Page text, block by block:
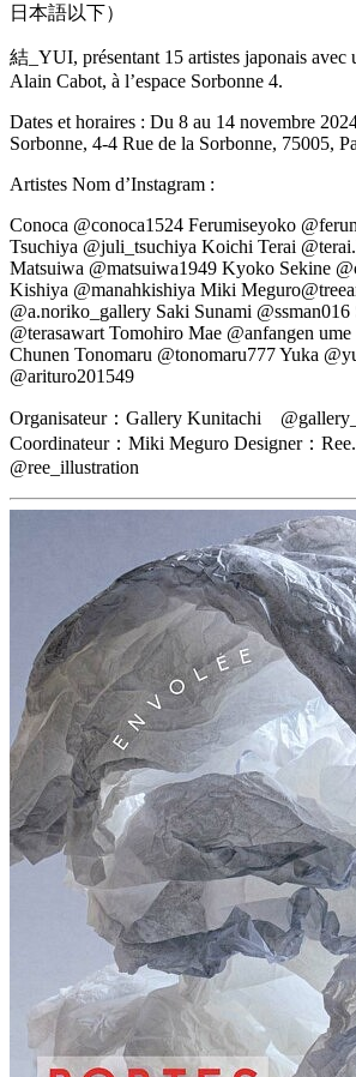
日本語以下）
結_YUI, présentant 15 artistes japonais avec
Alain Cabot, à l’espace Sorbonne 4.
Dates et horaires : Du 8 au 14 novembre
Sorbonne, 4-4 Rue de la Sorbonne, 75005,
Artistes Nom d’Instagram :
Conoca @conoca1524 Ferumiseyoko
Tsuchiya @juli_tsuchiya Koichi Terai
Matsuiwa @matsuiwa1949 Kyoko Sekine
Kishiya @manahkishiya Miki
@a.noriko_gallery Saki Sunami @ssman016
@terasawart Tomohiro Mae @anfangen
Chunen Tonomaru @tonomaru777 Yuka
@arituro201549
Organisateur：Gallery Kunitachi
Coordinateur：Miki Meguro Designer：
@ree_illustration